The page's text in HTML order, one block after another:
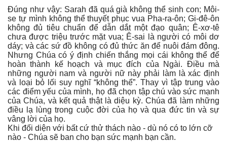
Đúng như vậy: Sarah đã quá già không thể sinh con; Môi-
se tự mình không thể thuyết phục vua Pha-ra-ôn; Gi-đê-ôn
không đủ tiêu chuẩn để dẫn dắt một đạo quân; Ê-xơ-tê
chưa được triệu trước mặt vua; Ê-sai là người có môi dơ
dáy; và các sứ đồ không có đủ thức ăn để nuôi đám đông.
Nhưng Chúa có ý định chiến thắng mọi cái không thể để
hoàn thành kế hoạch và mục đích của Ngài. Điều mà
những người nam và người nữ này phải làm là xác định
và loại bỏ lối suy nghĩ “không thể”. Thay vì tập trung vào
các điểm yếu của mình, họ đã chọn tập chú vào sức mạnh
của Chúa, và kết quả thật là diệu kỳ. Chúa đã làm những
điều lạ lùng trong cuộc đời của họ và qua đức tin và sự
vâng lời của họ.
Khi đối diện với bất cứ thử thách nào - dù nó có to lớn cỡ
nào - Chúa sẽ ban cho bạn sức mạnh bạn cần.